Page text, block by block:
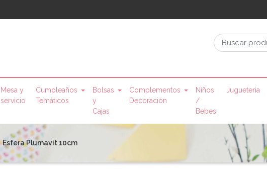
Mesa y
servicio
Cumpleaños
Temáticos
Bolsas
y
Cajas
Complementos
Decoración
Niños
/
Bebes
Jugueteria
Esfera Plumavit 10cm